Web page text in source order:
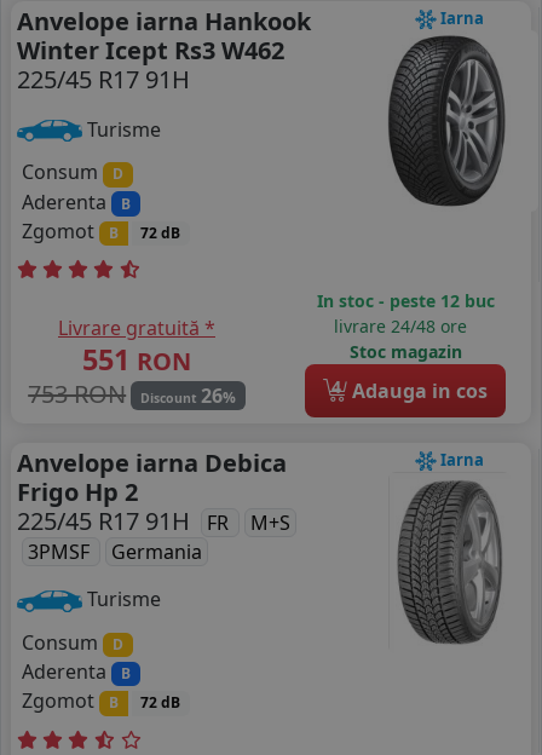
Iarna
Anvelope iarna Hankook
Winter Icept Rs3 W462
225/45 R17 91H
Turisme
Consum
D
Aderenta B
Zgomot B 72 dB
Livrare gratuită *
551 RON
753 RON
Discount 26%
In stoc - peste 12 buc
livrare 24/48 ore
Stoc magazin
4 Adauga in cos
Iarna
Anvelope iarna Debica
Frigo Hp 2
225/45 R17 91H
FR
M+S
3PMSF
Germania
Turisme
Consum
D
Aderenta B
Zgomot B 72 dB